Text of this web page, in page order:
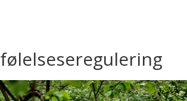
følelseseregulering